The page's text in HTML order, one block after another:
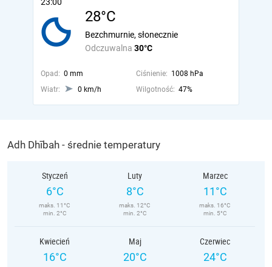
28°C
Odczuwalna 30°C
Bezchmurnie, słonecznie
Opad: 0 mm Ciśnienie: 1008 hPa
Wiatr:
0 km/h Wilgotność: 47%
Adh Dhībah - średnie temperatury
Styczeń
6°C
maks. 11°C
min. 2°C
Luty
8°C
maks. 12°C
min. 2°C
Marzec
11°C
maks. 16°C
min. 5°C
Kwiecień
16°C
Maj
20°C
Czerwiec
24°C